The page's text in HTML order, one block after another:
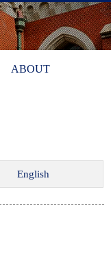
ABOUT